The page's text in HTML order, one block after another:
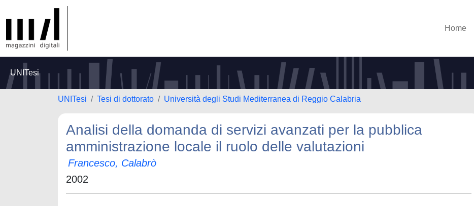
Home
UNITesi
UNITesi Tesi di dottorato Università degli Studi Mediterranea di Reggio Calabria
Analisi della domanda di servizi avanzati per la pubblica
amministrazione locale il ruolo delle valutazioni
Francesco, Calabrò
2002